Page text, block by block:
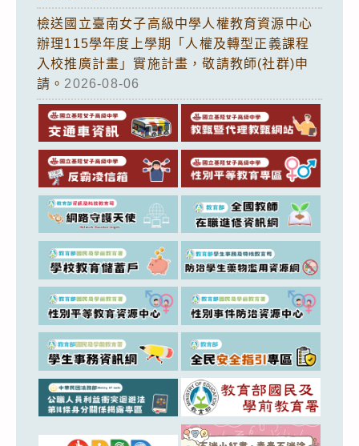
檢送國立臺南女子高級中學人權教育資源中心
辦理115學年度上學期「人權及轉型正義課程
入校推廣計畫」實施計畫，敬請教師(社群)申
請。 2026-08-06